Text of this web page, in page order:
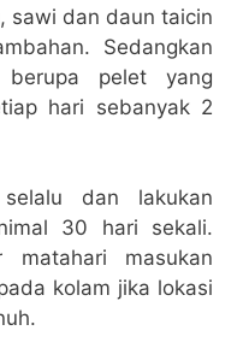
sawi dan daun taicin
Sedangkan
berupa pelet yang
hari sebanyak 2
dan lakukan
30 hari sekali.
matahari masukan
kolam jika lokasi